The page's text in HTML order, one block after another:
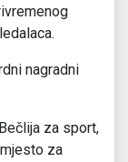
nagradni
za sport,
za